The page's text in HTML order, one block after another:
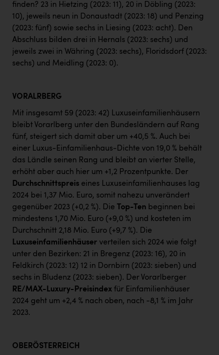
finden? 23 in Hietzing (2023: 11), 20 in Döbling (2023:
10), jeweils neun in Donaustadt (2023: 18) und Penzing
(2023: fünf) sowie sechs in Liesing (2023: acht). Den
Abschluss bilden drei in Hernals (2023: sechs) und
jeweils zwei in Währing (2023: sechs), Floridsdorf (2023:
sechs) und Meidling (2023: 0).
VORALRBERG
Mit insgesamt 59 (2023: 42) Luxuseinfamilienhäusern
bleibt Vorarlberg unter den Bundesländern auf Rang
fünf, steigert sich damit aber um +40,5 %. Auch bei
einer Luxus-Einfamilienhaus-Dichte von 19,0 % behält
das Ländle seinen Rang und bleibt an vierter Stelle,
erhöht aber auch hier um +1,2 Prozentpunkte. Der
Durchschnittspreis eines Luxuseinfamilienhauses lag
2024 bei 1,37 Mio. Euro, somit nahezu unverändert
gegenüber 2023 (+0,2 %). Die Top-Ten beginnen bei
mindestens 1,70 Mio. Euro (+9,0 %) und kosteten im
Durchschnitt 2,18 Mio. Euro (+9,7 %). Die
Luxuseinfamilienhäuser verteilen sich 2024 wie folgt
unter den Bezirken: 21 in Bregenz (2023: 16), 20 in
Feldkirch (2023: 12) 12 in Dornbirn (2023: sieben) und
sechs in Bludenz (2023: sieben). Der Vorarlberger
RE/MAX-Luxury-Preisindex für Einfamilienhäuser
2024 geht um +2,4 % nach oben, nach -8,1 % im Jahr
2023.
OBERÖSTERREICH